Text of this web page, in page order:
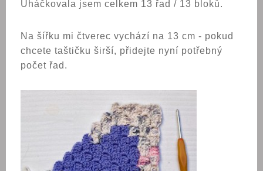
Uháčkovala jsem celkem 13 řad / 13 bloků.
Na šířku mi čtverec vychází na 13 cm - pokud
chcete taštičku širší, přidejte nyní potřebný
počet řad.